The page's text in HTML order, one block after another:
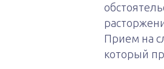
Прием на
который